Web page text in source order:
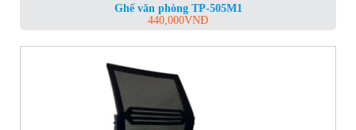
Ghế văn phòng TP-505M1
440,000VNĐ